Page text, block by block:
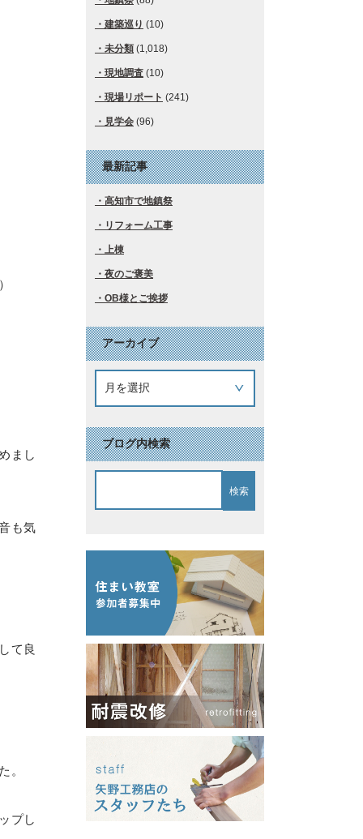
まし
も気
て良
。
プし
建築巡り (10)
未分類 (1,018)
現地調査 (10)
現場リポート (241)
見学会 (96)
最新記事
高知市で地鎮祭
リフォーム工事
上棟
夜のご褒美
OB様とご挨拶
アーカイブ
ブログ内検索